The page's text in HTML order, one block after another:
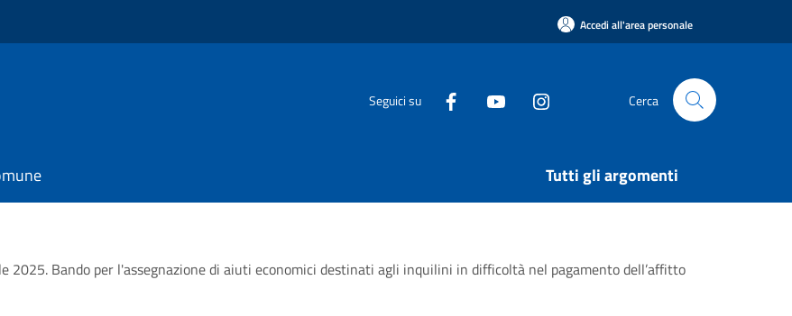
Accedi all'area personale
Seguici su Cerca
Tutti gli argomenti
Bando per l'assegnazione di aiuti economici destinati agli inquilini in difficoltà nel pagamento dell’affitto